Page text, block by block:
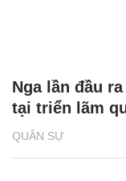
QUÂN SỰ
Nga lần đầu
tại triển lãm